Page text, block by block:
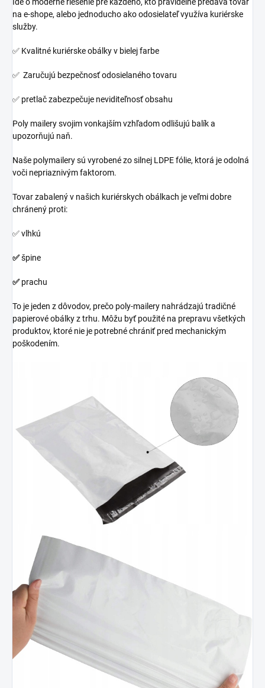
na e-shope, alebo jednoducho ako odosielateľ využíva kuriérske
služby.
✅ Kvalitné kuriérske obálky v bielej farbe
✅ Zaručujú bezpečnosť odosielaného tovaru
✅ pretlač zabezpečuje neviditeľnosť obsahu
Poly mailery svojim vonkajším vzhľadom odlišujú balík a
upozorňujú naň.
Naše polymailery sú vyrobené zo silnej LDPE fólie, ktorá je odolná
voči nepriaznivým faktorom.
Tovar zabalený v našich kuriérskych obálkach je veľmi dobre
chránený proti:
✅ vlhkú
✅špine
✅ prachu
To je jeden z dôvodov, prečo poly-mailery nahrádzajú tradičné
papierové obálky z trhu. Môžu byť použité na prepravu všetkých
produktov, ktoré nie je potrebné chrániť pred mechanickým
poškodením.